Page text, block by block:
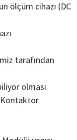
ölçüm cihazı (DC
tarafından
olması